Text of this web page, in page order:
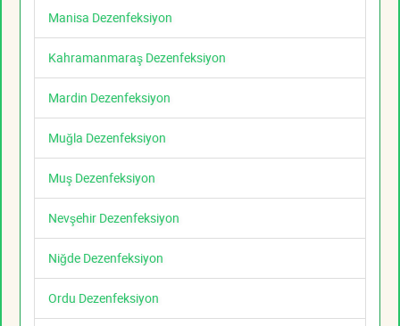
Manisa Dezenfeksiyon
Kahramanmaraş Dezenfeksiyon
Mardin Dezenfeksiyon
Muğla Dezenfeksiyon
Muş Dezenfeksiyon
Nevşehir Dezenfeksiyon
Niğde Dezenfeksiyon
Ordu Dezenfeksiyon